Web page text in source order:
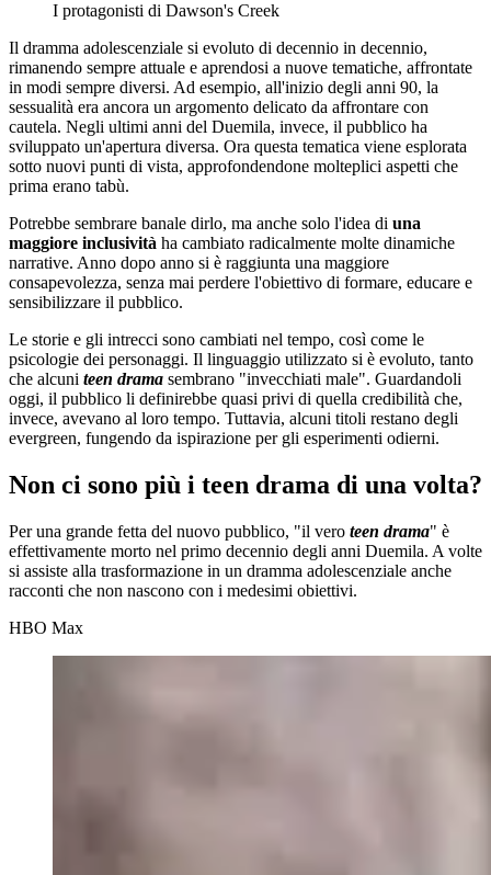
I protagonisti di Dawson's Creek
Il dramma adolescenziale si evoluto di decennio in decennio,
rimanendo sempre attuale e aprendosi a nuove tematiche, affrontate
in modi sempre diversi. Ad esempio, all'inizio degli anni 90, la
sessualità era ancora un argomento delicato da affrontare con
cautela. Negli ultimi anni del Duemila, invece, il pubblico ha
sviluppato un'apertura diversa. Ora questa tematica viene esplorata
sotto nuovi punti di vista, approfondendone molteplici aspetti che
prima erano tabù.
Potrebbe sembrare banale dirlo, ma anche solo l'idea di una
maggiore inclusività ha cambiato radicalmente molte dinamiche
narrative. Anno dopo anno si è raggiunta una maggiore
consapevolezza, senza mai perdere l'obiettivo di formare, educare e
sensibilizzare il pubblico.
Le storie e gli intrecci sono cambiati nel tempo, così come le
psicologie dei personaggi. Il linguaggio utilizzato si è evoluto, tanto
che alcuni teen drama sembrano "invecchiati male". Guardandoli
oggi, il pubblico li definirebbe quasi privi di quella credibilità che,
invece, avevano al loro tempo. Tuttavia, alcuni titoli restano degli
evergreen, fungendo da ispirazione per gli esperimenti odierni.
Non ci sono più i teen drama di una volta?
Per una grande fetta del nuovo pubblico, "il vero teen drama" è
effettivamente morto nel primo decennio degli anni Duemila. A volte
si assiste alla trasformazione in un dramma adolescenziale anche
racconti che non nascono con i medesimi obiettivi.
HBO Max